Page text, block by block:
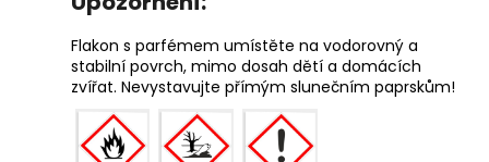
Flakon s parfémem umístěte na vodorovný a
stabilní povrch, mimo dosah dětí a domácích
zvířat. Nevystavujte přímým slunečním paprskům!